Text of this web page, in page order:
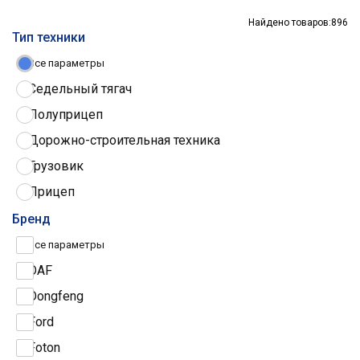
Найдено товаров:896
Тип техники
Все параметры
Седельный тягач
Полуприцеп
Дорожно-строительная техника
Грузовик
Прицеп
Трактор
Грузовые шины
Бренд
Все параметры
DAF
Dongfeng
Ford
Foton